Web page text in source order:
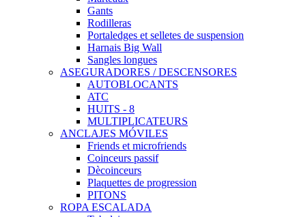
Gants
Rodilleras
Portaledges et selletes de suspension
Harnais Big Wall
Sangles longues
ASEGURADORES / DESCENSORES
AUTOBLOCANTS
ATC
HUITS - 8
MULTIPLICATEURS
ANCLAJES MÓVILES
Friends et microfriends
Coinceurs passif
Dècoinceurs
Plaquettes de progression
PITONS
ROPA ESCALADA